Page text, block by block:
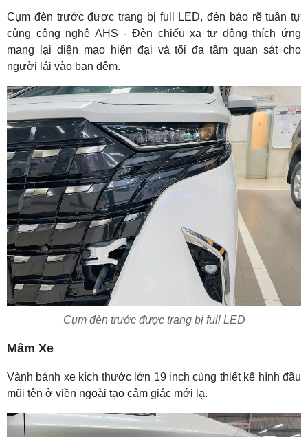
Cụm đèn trước được trang bị full LED, đèn báo rẽ tuần tự
cùng công nghệ AHS - Đèn chiếu xa tự động thích ứng
mang lại diện mạo hiện đại và tối đa tầm quan sát cho
người lái vào ban đêm.
Cụm đèn trước được trang bị full LED
Mâm Xe
Vành bánh xe kích thước lớn 19 inch cùng thiết kế hình đầu
mũi tên ở viền ngoài tạo cảm giác mới lạ.